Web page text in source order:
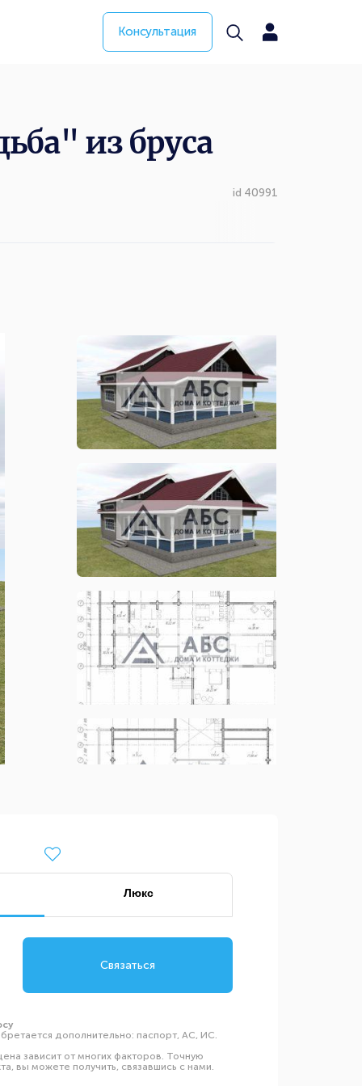
Консультация
из бруса
id 40991
Люкс
Связаться
дополнительно: паспорт, АС, ИС.
зависит от многих факторов. Точную
вы можете получить, связавшись с нами.